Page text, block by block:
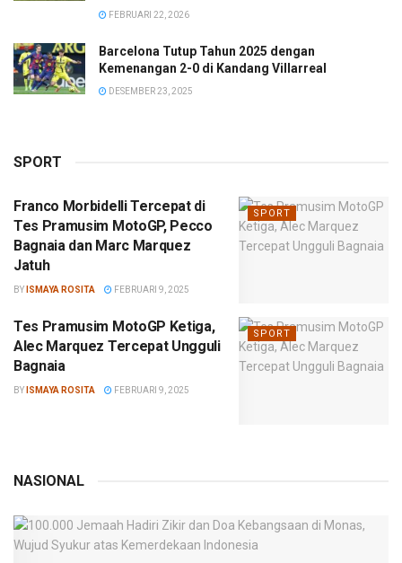
FEBRUARI 22, 2026
Barcelona Tutup Tahun 2025 dengan
Kemenangan 2-0 di Kandang Villarreal
DESEMBER 23, 2025
SPORT
SPORT
Franco Morbidelli Tercepat di
Tes Pramusim MotoGP, Pecco
Bagnaia dan Marc Marquez
Jatuh
BY ISMAYA ROSITA FEBRUARI 9, 2025
SPORT
Tes Pramusim MotoGP Ketiga,
Alec Marquez Tercepat Ungguli
Bagnaia
BY ISMAYA ROSITA FEBRUARI 9, 2025
NASIONAL